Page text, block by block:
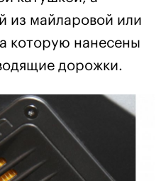
из майларовой или
которую нанесены
дорожки.